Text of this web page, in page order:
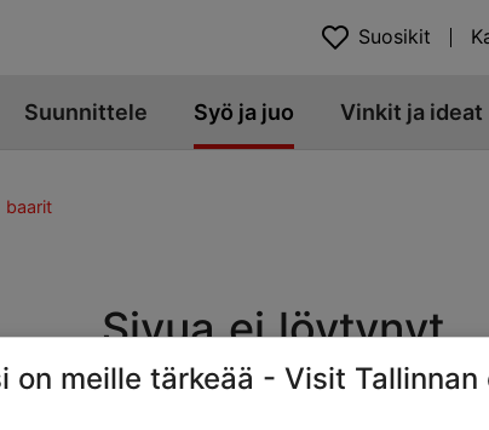
Suosikit
Suunnittele Syö ja juo Vinkit ja ideat
baarit
Sivua ei löytynyt
on meille tärkeää - Visit